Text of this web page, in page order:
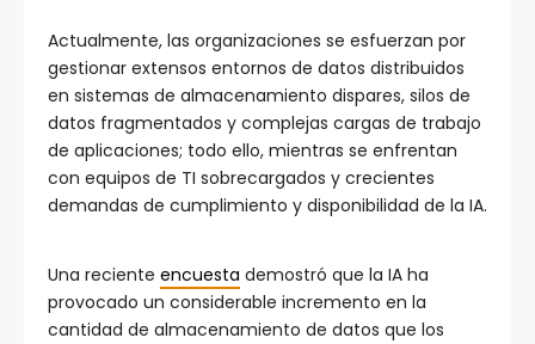
Actualmente, las organizaciones se esfuerzan por
gestionar extensos entornos de datos distribuidos
en sistemas de almacenamiento dispares, silos de
datos fragmentados y complejas cargas de trabajo
de aplicaciones; todo ello, mientras se enfrentan
con equipos de TI sobrecargados y crecientes
demandas de cumplimiento y disponibilidad de la IA.
Una reciente encuesta demostró que la IA ha
provocado un considerable incremento en la
cantidad de almacenamiento de datos que los